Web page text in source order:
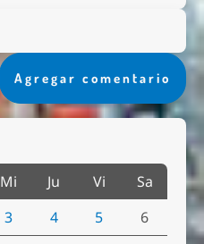
Agregar comentario
Mi Ju Vi
Sa
3 4 5 6